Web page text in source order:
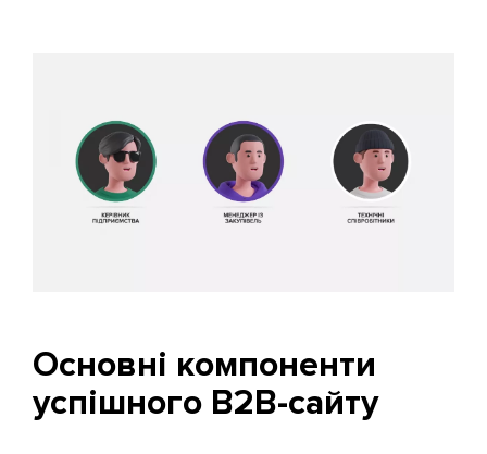
Основні компоненти
успішного B2B-сайту